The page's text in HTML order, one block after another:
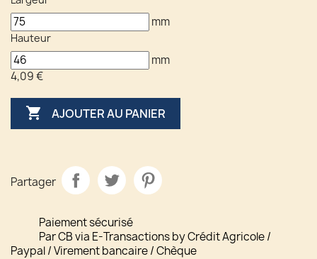
mm
Hauteur
mm
4,09 €
 AJOUTER AU PANIER
Partager
Paiement sécurisé
Par CB via E-Transactions by Crédit Agricole /
Paypal / Virement bancaire / Chèque